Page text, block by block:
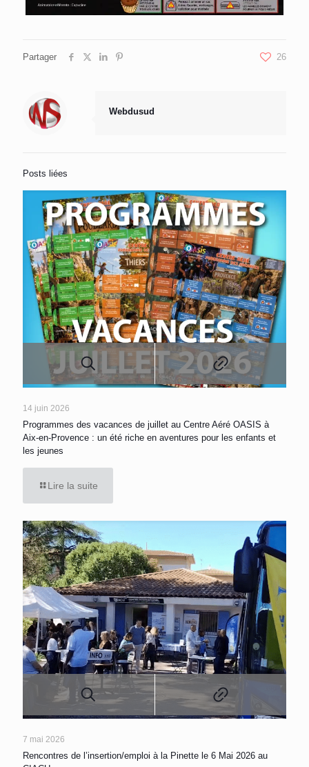
Partager 26
Webdusud
Posts liées
14 juin 2026
Programmes des vacances de juillet au Centre Aéré OASIS à
Aix-en-Provence : un été riche en aventures pour les enfants et
les jeunes
Lire la suite
7 mai 2026
Rencontres de l’insertion/emploi à la Pinette le 6 Mai 2026 au